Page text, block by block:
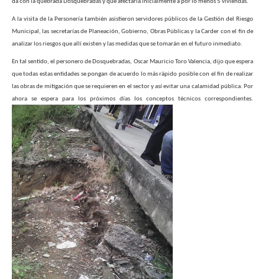
da con la quebrada Dosquebradas y que afectaría inicialmente a por lo menos 5 viviendas.
A la visita de la Personería también asistieron servidores públicos de la Gestión del Riesgo
Municipal, las secretarías de Planeación, Gobierno, Obras Públicas y la Carder con el fin de
analizar los riesgos que allí existen y las medidas que se tomarán en el futuro inmediato.
En tal sentido, el personero de Dosquebradas, Oscar Mauricio Toro Valencia, dijo que espera
que todas estas entidades se pongan de acuerdo lo más rápido posible con el fin de realizar
las obras de mitigación que se requieren en el sector y así evitar una calamidad pública. Por
ahora se espera para los próximos días los conceptos técnicos correspondientes.